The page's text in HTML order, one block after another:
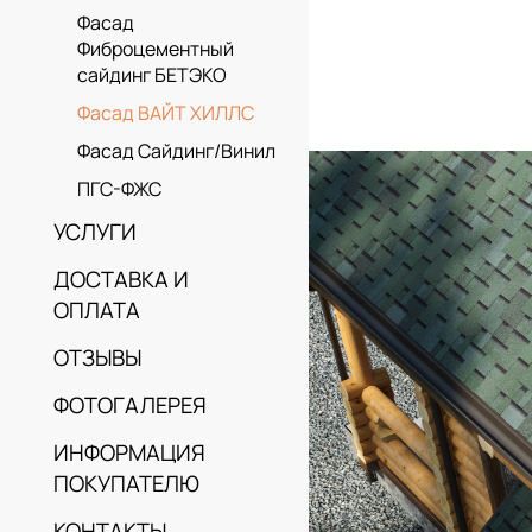
Фасад
Фиброцементный
сайдинг БЕТЭКО
Фасад ВАЙТ ХИЛЛС
Фасад Сайдинг/Винил
ПГС-ФЖС
УСЛУГИ
ДОСТАВКА И
ОПЛАТА
ОТЗЫВЫ
ФОТОГАЛЕРЕЯ
ИНФОРМАЦИЯ
ПОКУПАТЕЛЮ